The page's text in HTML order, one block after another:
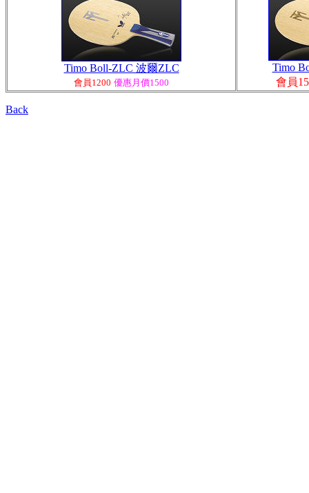
Timo Boll-ZLC 波爾ZLC
會員1200 優惠月價1500
Timo
會員
Back